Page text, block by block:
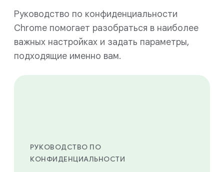
Руководство по конфиденциальности
Chrome помогает разобраться в наиболее
важных настройках и задать параметры,
подходящие именно вам.
РУКОВОДСТВО ПО
КОНФИДЕНЦИАЛЬНОСТИ